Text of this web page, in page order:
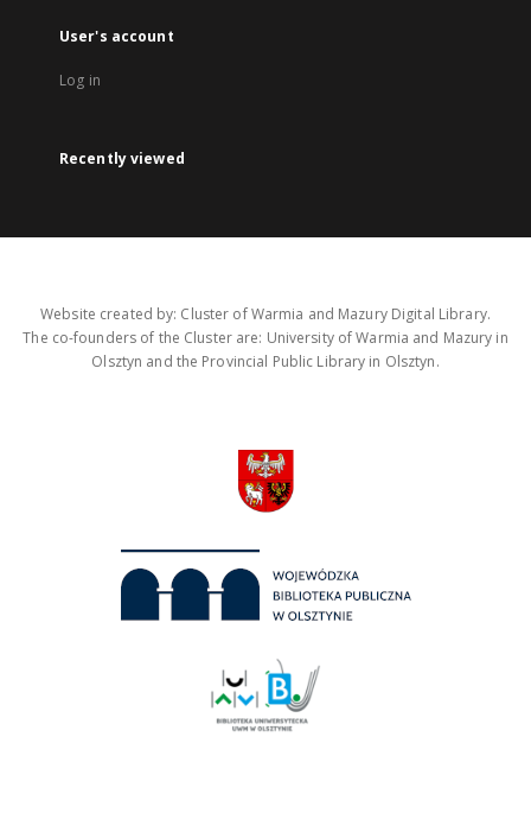
User's account
Log in
Recently viewed
Website created by: Cluster of Warmia and Mazury Digital Library.
The co-founders of the Cluster are: University of Warmia and Mazury in
Olsztyn and the Provincial Public Library in Olsztyn.